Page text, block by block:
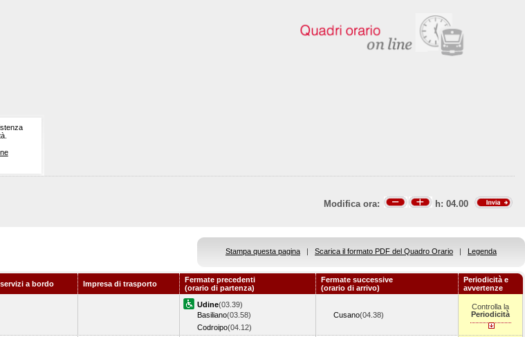
Modifica ora: h: 04.00
Stampa questa pagina | Scarica il formato PDF del Quadro Orario | Legenda
a bordo Impresa di trasporto
Fermate precedenti
(orario di partenza)
Fermate successive
(orario di arrivo)
Periodicità e
avvertenze
Udine(03.39)
Basiliano(03.58)
Codroipo(04.12)
Cusano(04.38)
Controlla la
Periodicità